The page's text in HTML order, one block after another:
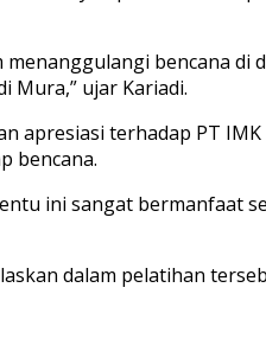
bencana
Mura,” ujar Kariadi.
apresiasi terhadap PT
bencana.
ini sangat bermanfaat
dalam pelatihan